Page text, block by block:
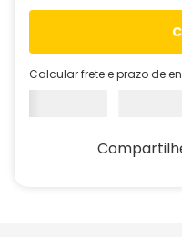
Calcular frete e prazo de